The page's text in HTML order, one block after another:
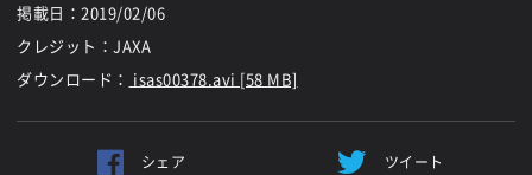
掲載日： 2019/02/06
クレジット：JAXA
ダウンロード： isas00378.avi [58 MB]
シェア ツイート